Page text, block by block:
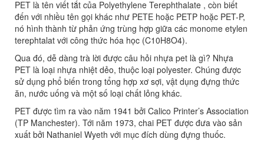
PET là tên viết tắt của Polyethylene Terephthalate , còn biết
đến với nhiều tên gọi khác như PETE hoặc PETP hoặc PET-P,
nó hình thành từ phản ứng trùng hợp giữa các monome etylen
terephtalat với công thức hóa học (C10H8O4).
Qua đó, dễ dàng trà lời được câu hỏi nhựa pet là gì? Nhựa
PET là loại nhựa nhiệt dẻo, thuộc loại polyester. Chúng được
sử dụng phổ biến trong tổng hợp xơ sợi, vật dụng đựng thức
ăn, nước uống và một số loại chất lỏng khác.
PET được tìm ra vào năm 1941 bởi Calico Printer’s Association
(TP Manchester). Tới năm 1973, chai PET được đưa vào sản
xuất bởi Nathaniel Wyeth với mục đích dùng đựng thuốc.